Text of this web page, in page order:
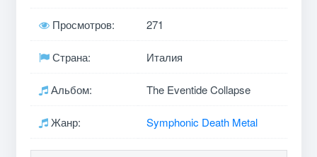
Просмотров: 271
Страна: Италия
Альбом: The Eventide Collapse
Жанр: Symphonic Death Metal